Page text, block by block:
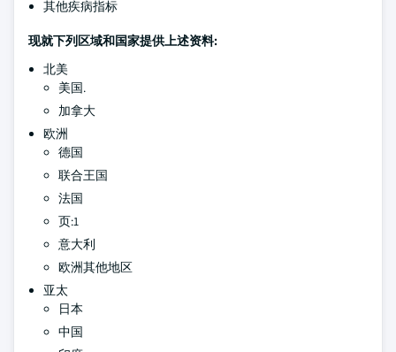
其他疾病指标
现就下列区域和国家提供上述资料:
北美
美国.
加拿大
欧洲
德国
联合王国
法国
页:1
意大利
欧洲其他地区
亚太
日本
中国